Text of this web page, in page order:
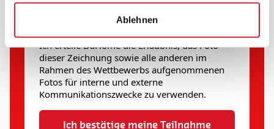
Ablehnen
Ich habe dieTeilnahmebedingungen
gelesen und akzeptiere sie.
Ich erteile DaHome die Erlaubnis, das Foto
dieser Zeichnung sowie alle anderen im
Rahmen des Wettbewerbs aufgenommenen
Fotos für interne und externe
Kommunikationszwecke zu verwenden.